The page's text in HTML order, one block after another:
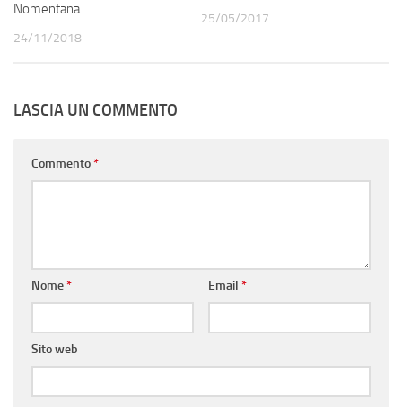
Nomentana
24/11/2018
25/05/2017
LASCIA UN COMMENTO
Commento*
Nome* Email *
Sito web